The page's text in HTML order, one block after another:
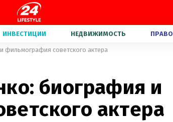
ИНВЕСТИЦИИ НЕДВИЖИМОСТЬ ПРАВО
фильмография советского актера
биография и
актера